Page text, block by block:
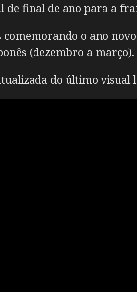
de final de ano para a
comemorando o ano
(dezembro a março).
do último visual